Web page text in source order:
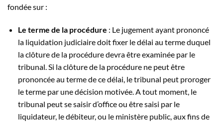
fondée sur :
Le terme de la procédure : Le jugement ayant prononcé
la liquidation judiciaire doit fixer le délai au terme duquel
la clôture de la procédure devra être examinée par le
tribunal. Si la clôture de la procédure ne peut être
prononcée au terme de ce délai, le tribunal peut proroger
le terme par une décision motivée. A tout moment, le
tribunal peut se saisir d’office ou être saisi par le
liquidateur, le débiteur, ou le ministère public, aux fins de